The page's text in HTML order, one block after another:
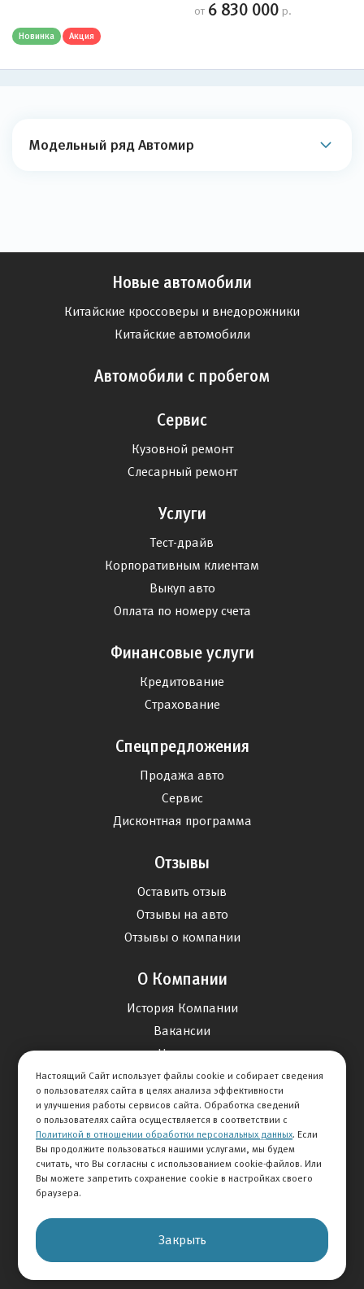
от 6 830 000 р.
Новинка Акция
Модельный ряд Автомир
© 2026 АВТОМИР
Новые автомобили
Китайские кроссоверы и внедорожники
Китайские автомобили
Автомобили с пробегом
Сервис
Кузовной ремонт
Слесарный ремонт
Услуги
Тест-драйв
Корпоративным клиентам
Выкуп авто
Оплата по номеру счета
Финансовые услуги
Кредитование
Страхование
Спецпредложения
Продажа авто
Сервис
Дисконтная программа
Отзывы
Оставить отзыв
Отзывы на авто
Отзывы о компании
О Компании
История Компании
Вакансии
Новости
Карта сайта
Контакты
+7 495 234-33-66
Настоящий Сайт использует файлы cookie и собирает сведения
о пользователях сайта в целях анализа эффективности
и улучшения работы сервисов сайта. Обработка сведений
о пользователях сайта осуществляется в соответствии с
Политикой в отношении обработки персональных данных. Если
Вы продолжите пользоваться нашими услугами, мы будем
считать, что Вы согласны с использованием cookie-файлов. Или
Вы можете запретить сохранение cookie в настройках своего
браузера.
Закрыть